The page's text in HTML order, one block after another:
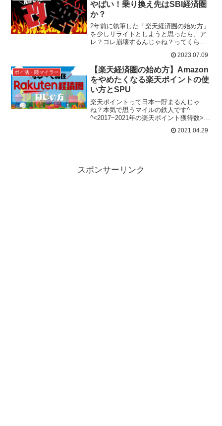
やばい！乗り換え先はSBI経済圏
か？
2年前に執筆した「楽天経済圏の始め方」
を少しリライトとしようと思ったら、ア
レ？コレ崩壊するんじゃね？ってくらい
た人が多いのも納得ですね😅ちなみに僕
も、楽天モバイル→...
2023.07.09
ポイ活・陸マイラー
【楽天経済圏の始め方】Amazon
をやめたくなる楽天ポイントの使
い方とSPU
楽天ポイントって日本一貯まるんじゃ
ね？本気で思うマイルの鉄人です^
^<2017~2021年の楽天ポイント獲得数>楽
がなかなか貯まってますね。ダイアモン
2021.04.29
スポンサーリンク